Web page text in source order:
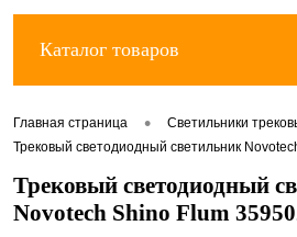
Каталог товаров
Главная страница • Светильники
Трековый светодиодный светильник
Трековый светодиодный
Novotech Shino Flum